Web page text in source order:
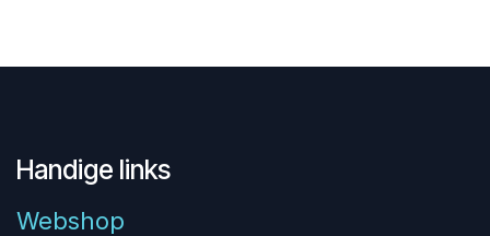
Handige links
Webshop